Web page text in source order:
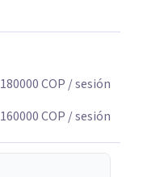
180000COP / sesión
160000COP / sesión